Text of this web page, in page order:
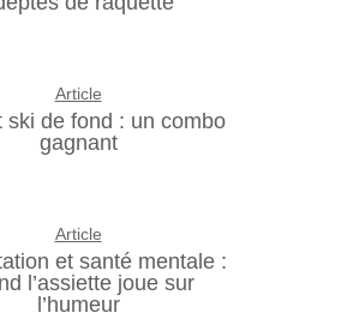
Article
ski de fond : un combo
gagnant
Article
et santé mentale :
l’assiette joue sur
l’humeur